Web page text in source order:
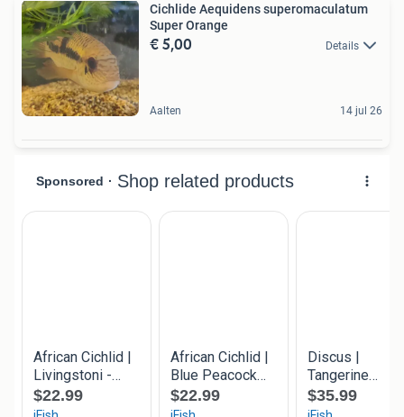
Cichlide Aequidens superomaculatum
Super Orange
€ 5,00 Details
Aalten 14 jul 26